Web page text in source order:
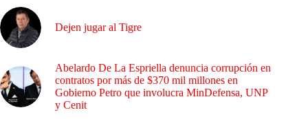
Dejen jugar al Tigre
Abelardo De La Espriella denuncia corrupción en
contratos por más de $370 mil millones en
Gobierno Petro que involucra MinDefensa, UNP
y Cenit